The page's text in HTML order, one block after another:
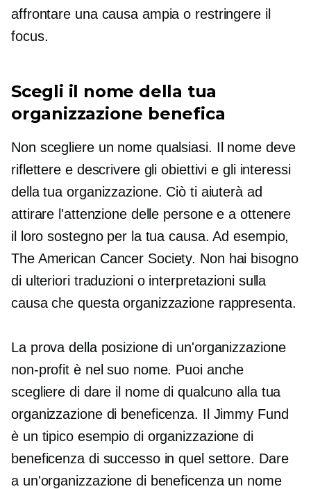
affrontare una causa ampia o restringere il
focus.
Scegli il nome della tua
organizzazione benefica
Non scegliere un nome qualsiasi. Il nome deve
riflettere e descrivere gli obiettivi e gli interessi
della tua organizzazione. Ciò ti aiuterà ad
attirare l'attenzione delle persone e a ottenere
il loro sostegno per la tua causa. Ad esempio,
The American Cancer Society. Non hai bisogno
di ulteriori traduzioni o interpretazioni sulla
causa che questa organizzazione rappresenta.
La prova della posizione di un'organizzazione
non-profit è nel suo nome. Puoi anche
scegliere di dare il nome di qualcuno alla tua
organizzazione di beneficenza. Il Jimmy Fund
è un tipico esempio di organizzazione di
beneficenza di successo in quel settore. Dare
a un'organizzazione di beneficenza un nome